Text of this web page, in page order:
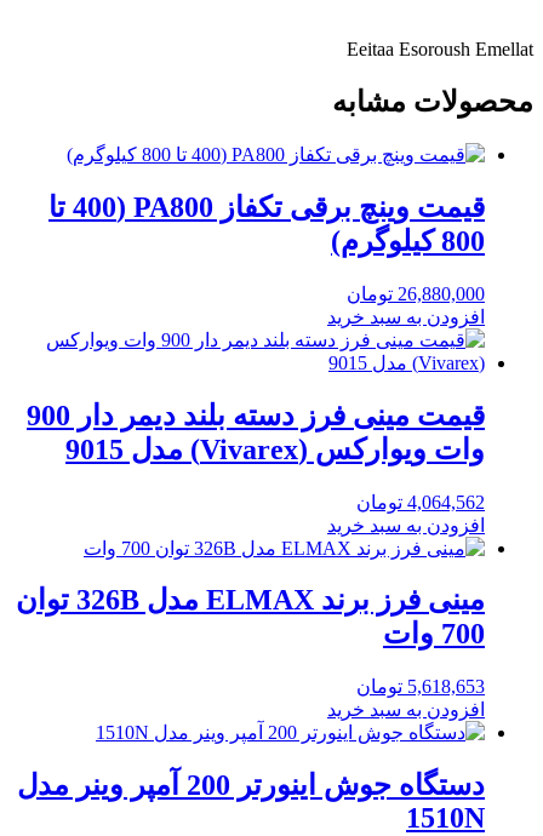
Eeitaa Esoroush Emellat
محصولات مشابه
قیمت وینچ برقی تکفاز PA800 (400 تا
800 کیلوگرم)
26,880,000 تومان
افزودن به سبد خرید
قیمت مینی فرز دسته بلند دیمر دار 900
وات ویوارکس (Vivarex) مدل 9015
4,064,562 تومان
افزودن به سبد خرید
مینی فرز برند ELMAX مدل 326B توان
700 وات
5,618,653 تومان
افزودن به سبد خرید
دستگاه جوش اینورتر 200 آمپر وینر مدل
1510N